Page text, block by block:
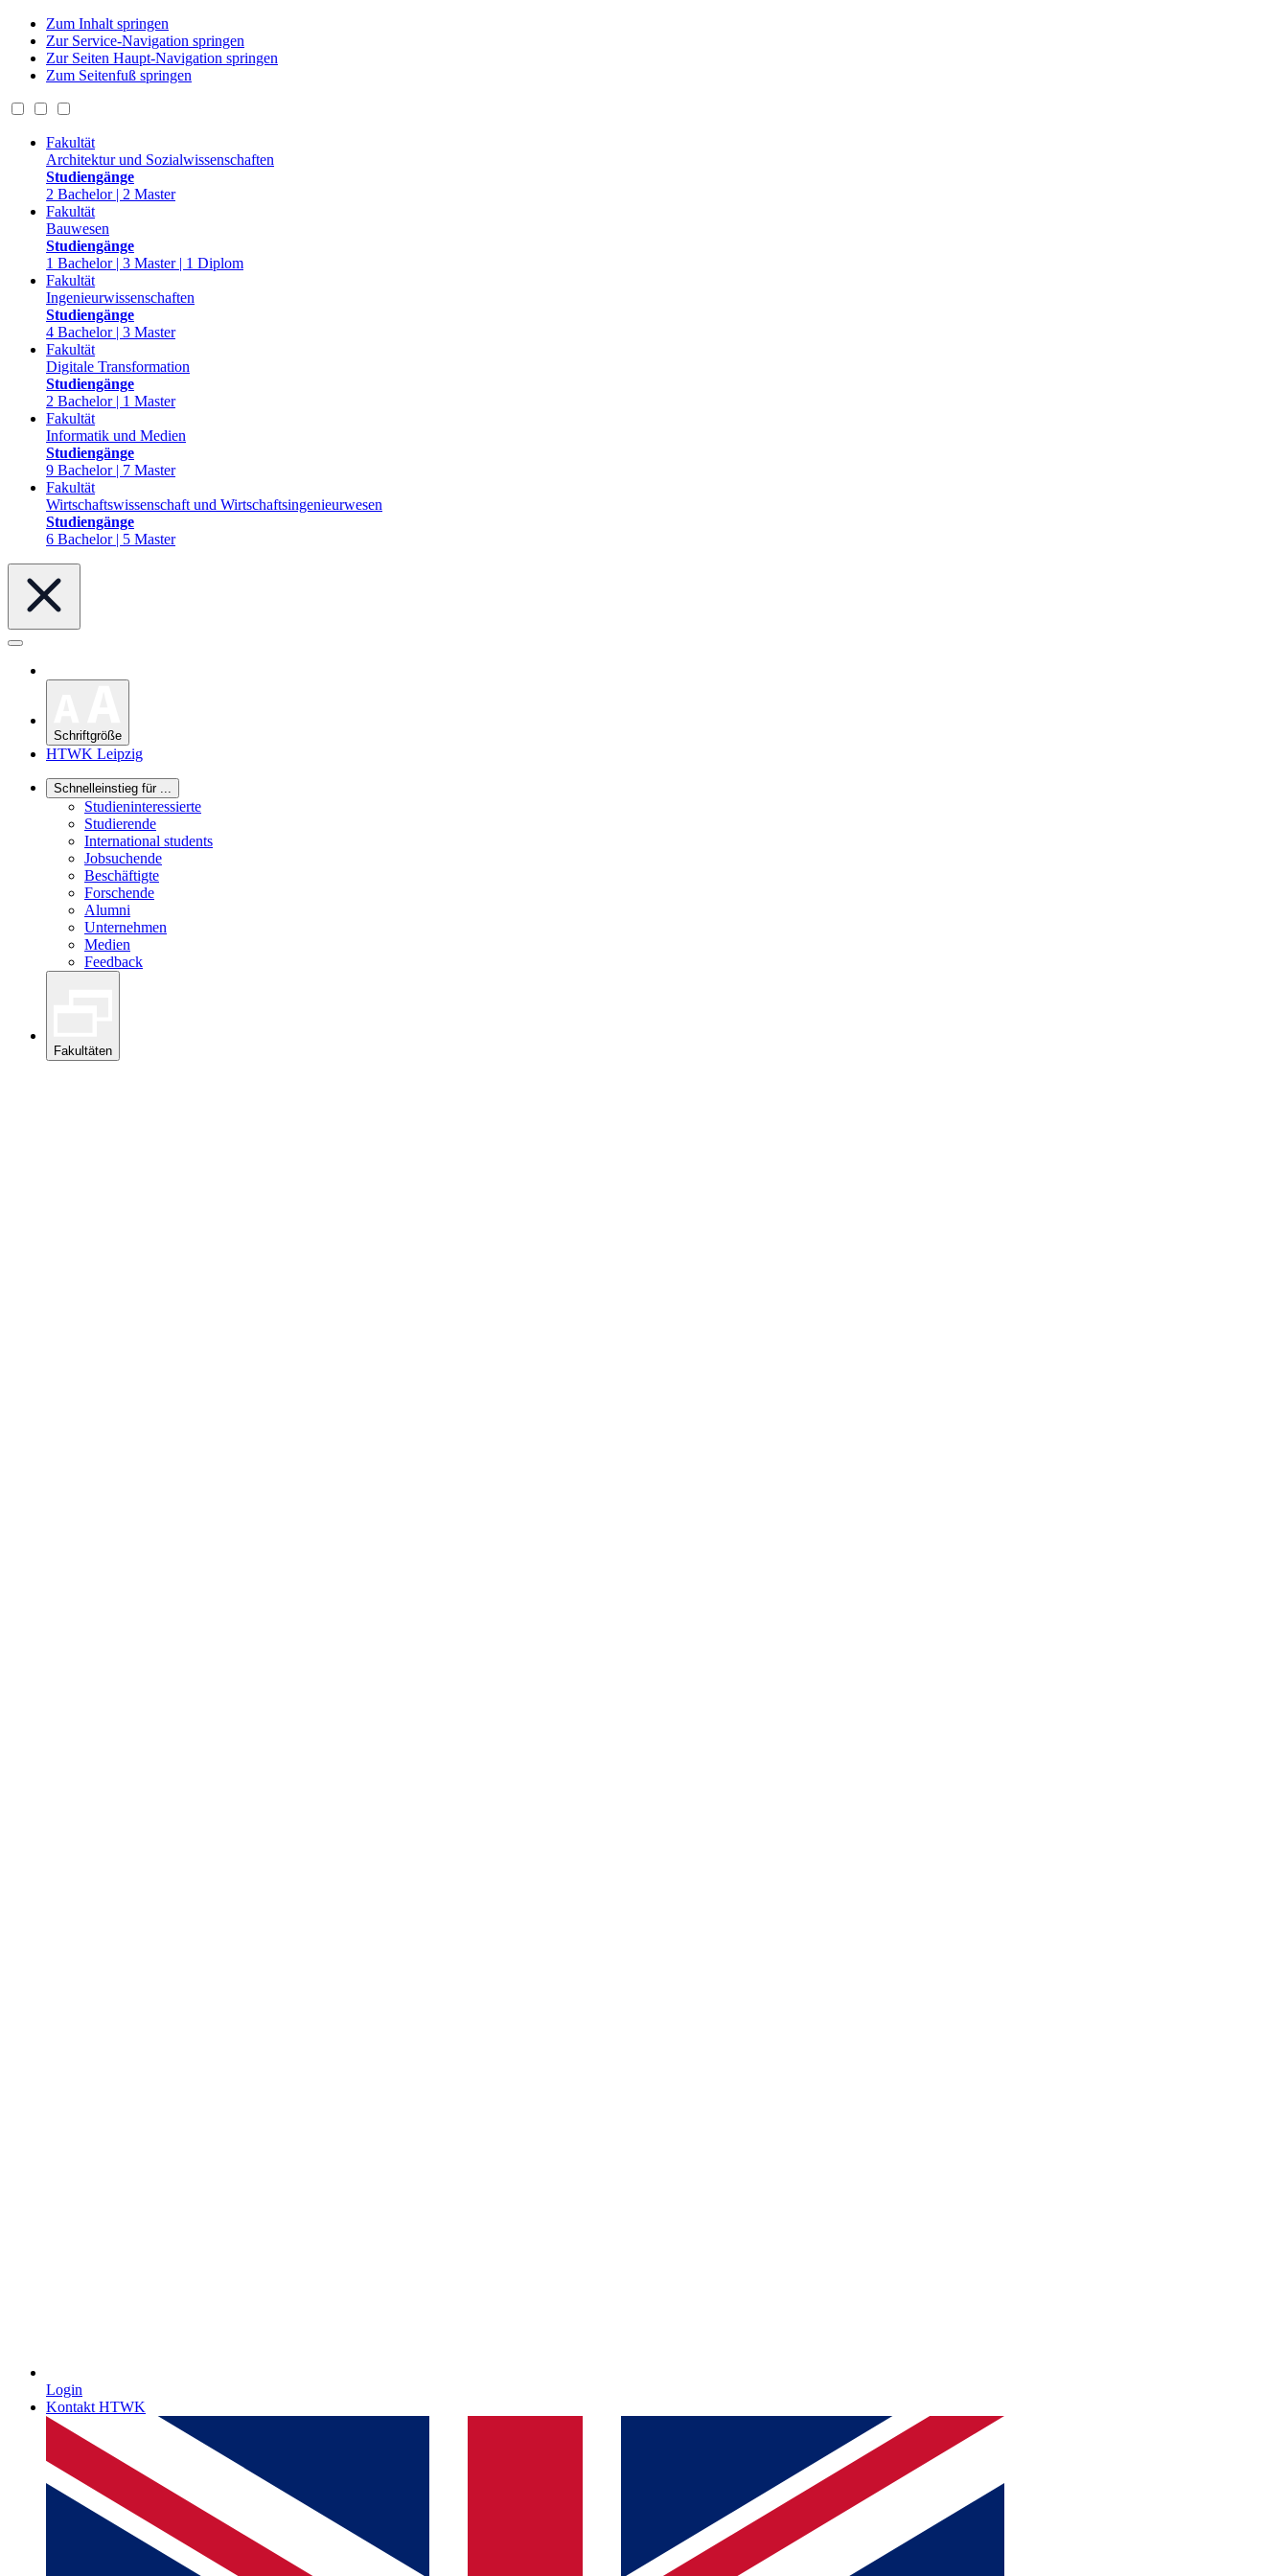
Zum Inhalt springen
Zur Service-Navigation springen
Zur Seiten Haupt-Navigation springen
Zum Seitenfuß springen
Fakultät
Architektur und Sozialwissenschaften
Studiengänge
2 Bachelor | 2 Master
Fakultät
Bauwesen
Studiengänge
1 Bachelor | 3 Master | 1 Diplom
Fakultät
Ingenieurwissenschaften
Studiengänge
4 Bachelor | 3 Master
Fakultät
Digitale Transformation
Studiengänge
2 Bachelor | 1 Master
Fakultät
Informatik und Medien
Studiengänge
9 Bachelor | 7 Master
Fakultät
Wirtschaftswissenschaft und Wirtschaftsingenieurwesen
Studiengänge
6 Bachelor | 5 Master
Schriftgröße
HTWK Leipzig
Schnelleinstieg für ...
Studieninteressierte
Studierende
International students
Jobsuchende
Beschäftigte
Forschende
Alumni
Unternehmen
Medien
Feedback
Fakultäten
Login
Kontakt HTWK